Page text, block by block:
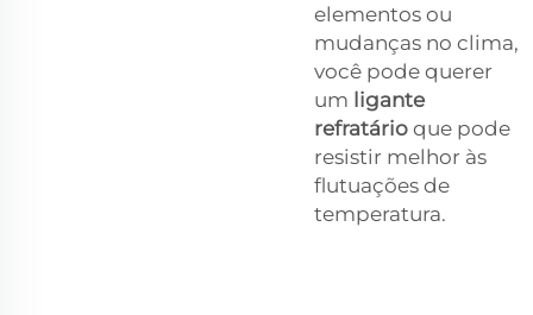
elementos ou
mudanças no clima,
você pode querer
um ligante
refratário que pode
resistir melhor às
flutuações de
temperatura.